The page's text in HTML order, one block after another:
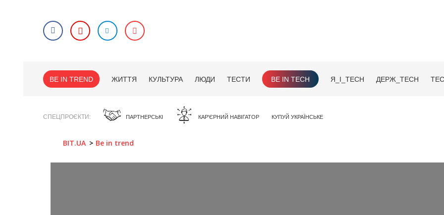
BE IN TREND ЖИТТЯ КУЛЬТУРА ЛЮДИ ТЕСТИ BE IN TECH Я_І_TECH ДЕРЖ_TECH
СПЕЦПРОЄКТИ ПАРТНЕРСЬКІ КАР'ЄРНИЙ НАВІГАТОР КУПУЙ УКРАЇНСЬКЕ
BIT.UA Be in trend